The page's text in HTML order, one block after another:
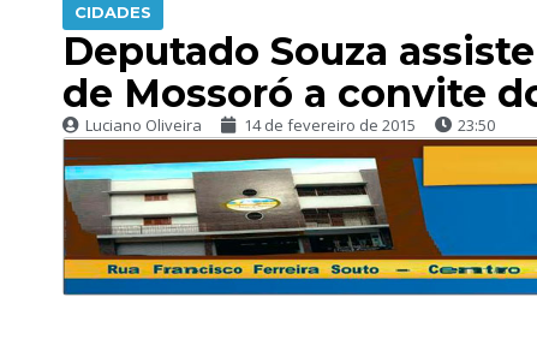
CIDADES
Deputado Souza
de Mossoró a convite
Luciano Oliveira 14 de fevereiro de 2015 23:50